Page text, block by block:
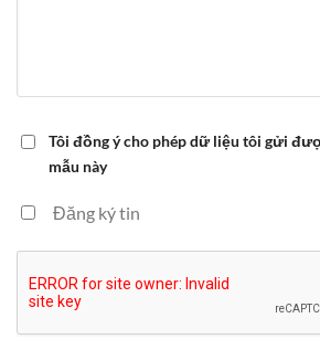
Tôi đồng ý cho phép dữ liệu tôi gửi
mẫu này
Đăng ký tin